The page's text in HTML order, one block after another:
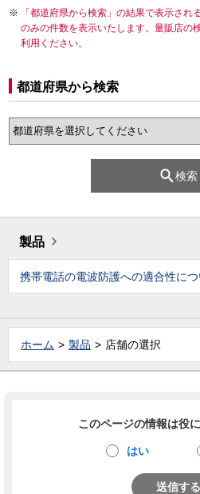
「都道府県から検索」の結果で表示さ
のみの件数を表示いたします。量販店の
利用ください。
都道府県から検索
検索
製品
携帯電話の電波防護への適合性に
ホーム 製品 店舗の選択
このページの情報は役
はい
送信する